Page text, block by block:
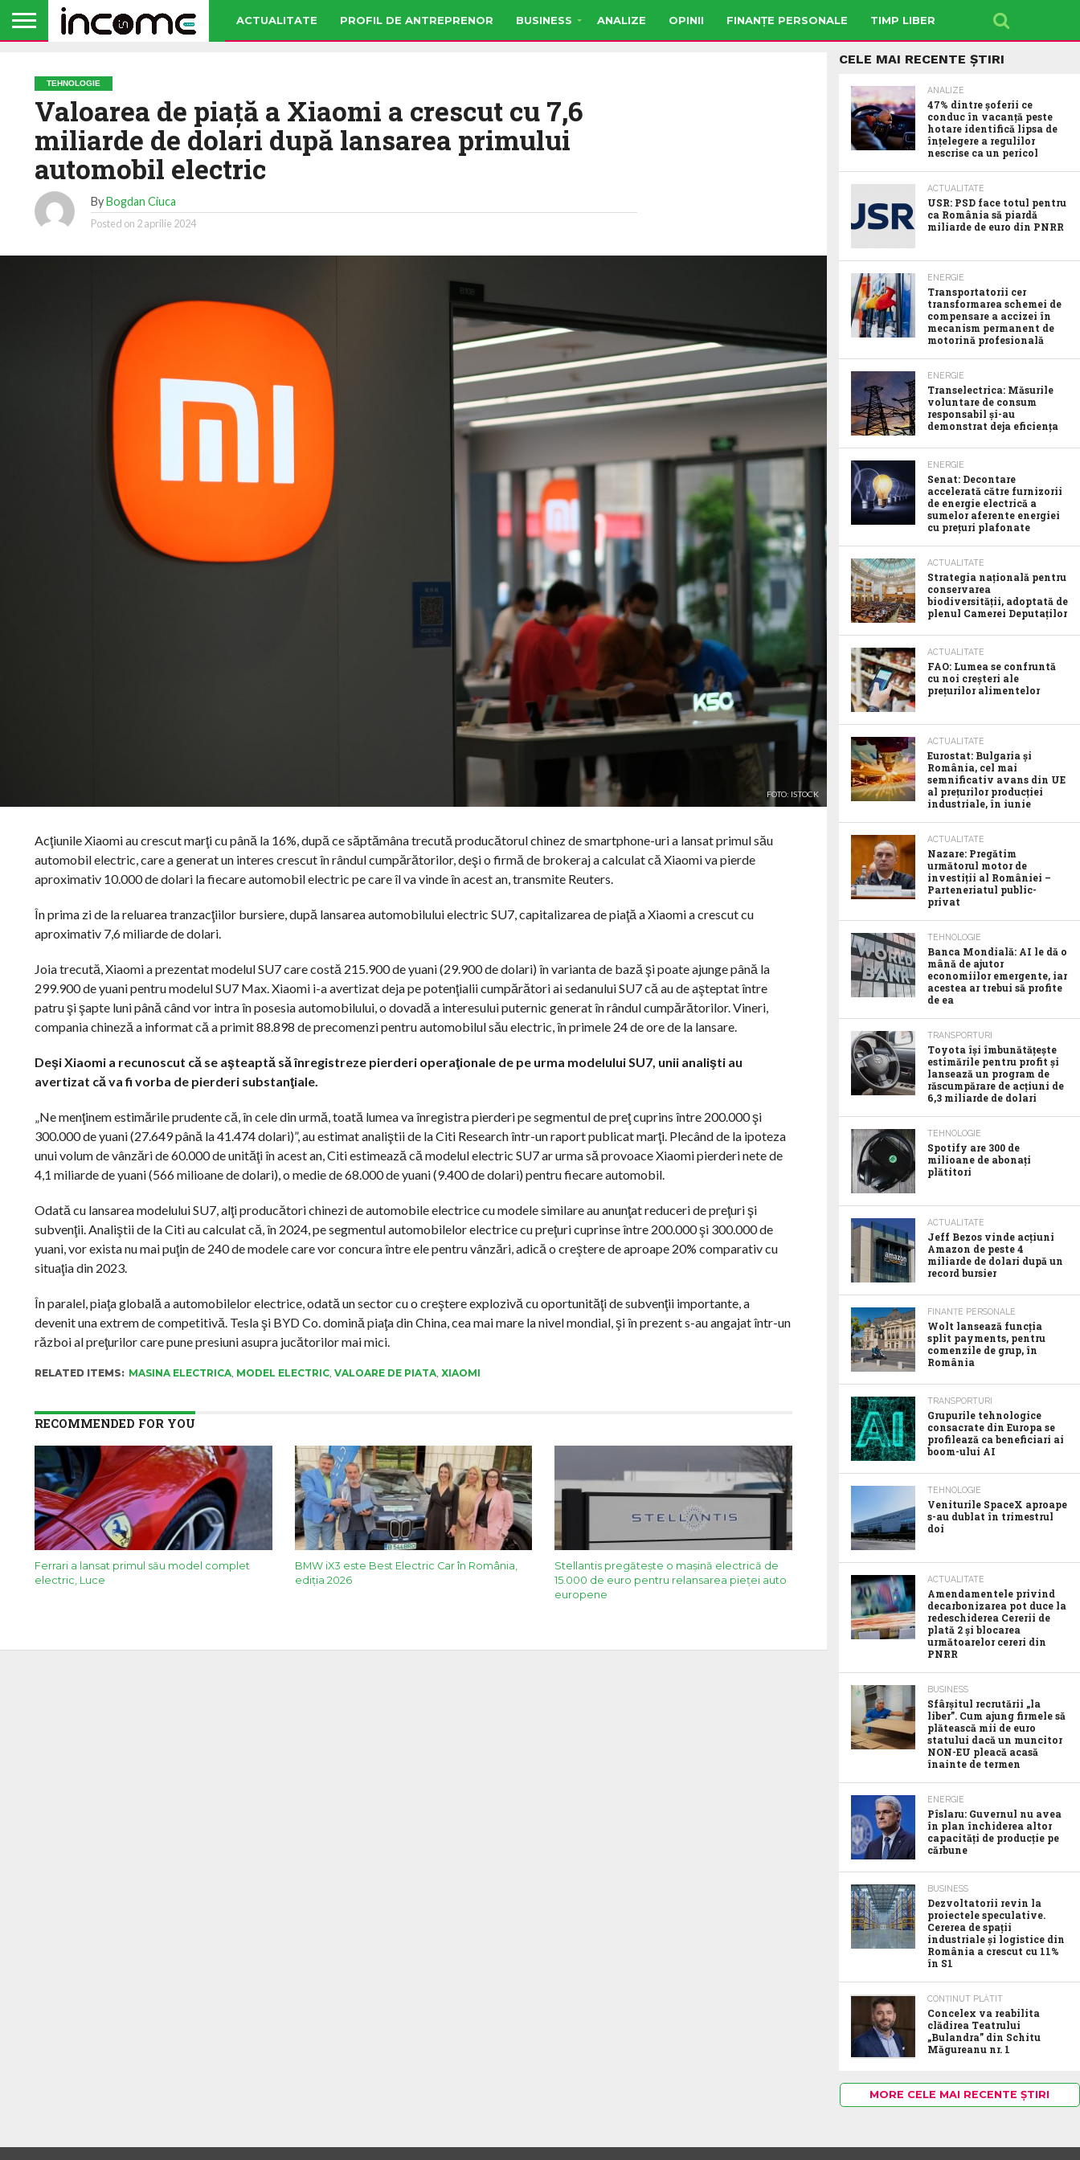
ACTUALITATE PROFIL DE ANTREPRENOR BUSINESS ANALIZE OPINII FINANȚE PERSONALE TIMP LIBER
TEHNOLOGIE
Valoarea de piaţă a Xiaomi a crescut cu 7,6
miliarde de dolari după lansarea primului
automobil electric
ByBogdan Ciuca
Posted on 2 aprilie 2024
FOTO: ISTOCK
Acţiunile Xiaomi au crescut marţi cu până la 16%, după ce săptămâna trecută producătorul chinez de smartphone-uri a lansat primul său
automobil electric, care a generat un interes crescut în rândul cumpărătorilor, deşi o firmă de brokeraj a calculat că Xiaomi va pierde
aproximativ 10.000 de dolari la fiecare automobil electric pe care îl va vinde în acest an, transmite Reuters.
În prima zi de la reluarea tranzacţiilor bursiere, după lansarea automobilului electric SU7, capitalizarea de piaţă a Xiaomi a crescut cu
aproximativ 7,6 miliarde de dolari.
Joia trecută, Xiaomi a prezentat modelul SU7 care costă 215.900 de yuani (29.900 de dolari) în varianta de bază şi poate ajunge până la
299.900 de yuani pentru modelul SU7 Max. Xiaomi i-a avertizat deja pe potenţialii cumpărători ai sedanului SU7 că au de aşteptat între
patru şi şapte luni până când vor intra în posesia automobilului, o dovadă a interesului puternic generat în rândul cumpărătorilor. Vineri,
compania chineză a informat că a primit 88.898 de precomenzi pentru automobilul său electric, în primele 24 de ore de la lansare.
Deşi Xiaomi a recunoscut că se aşteaptă să înregistreze pierderi operaţionale de pe urma modelului SU7, unii analişti au
avertizat că va fi vorba de pierderi substanţiale.
„Ne menţinem estimările prudente că, în cele din urmă, toată lumea va înregistra pierderi pe segmentul de preţ cuprins între 200.000 şi
300.000 de yuani (27.649 până la 41.474 dolari)”, au estimat analiştii de la Citi Research într-un raport publicat marţi. Plecând de la ipoteza
unui volum de vânzări de 60.000 de unităţi în acest an, Citi estimează că modelul electric SU7 ar urma să provoace Xiaomi pierderi nete de
4,1 miliarde de yuani (566 milioane de dolari), o medie de 68.000 de yuani (9.400 de dolari) pentru fiecare automobil.
Odată cu lansarea modelului SU7, alţi producători chinezi de automobile electrice cu modele similare au anunţat reduceri de preţuri şi
subvenţii. Analiştii de la Citi au calculat că, în 2024, pe segmentul automobilelor electrice cu preţuri cuprinse între 200.000 şi 300.000 de
yuani, vor exista nu mai puţin de 240 de modele care vor concura între ele pentru vânzări, adică o creştere de aproape 20% comparativ cu
situaţia din 2023.
În paralel, piaţa globală a automobilelor electrice, odată un sector cu o creştere explozivă cu oportunităţi de subvenţii importante, a
devenit una extrem de competitivă. Tesla şi BYD Co. domină piaţa din China, cea mai mare la nivel mondial, şi în prezent s-au angajat într-un
război al preţurilor care pune presiuni asupra jucătorilor mai mici.
RELATED ITEMS: MASINA ELECTRICA, MODEL ELECTRIC, VALOARE DE PIATA, XIAOMI
RECOMMENDED FOR YOU
Ferrari a lansat primul său model complet
electric, Luce
BMW iX3 este Best Electric Car în România,
ediția 2026
Stellantis pregăteşte o maşină electrică de
15.000 de euro pentru relansarea pieţei auto
europene
CELE MAI RECENTE ȘTIRI
ANALIZE
47% dintre șoferii ce
conduc în vacanță peste
hotare identifică lipsa de
înțelegere a regulilor
nescrise ca un pericol
ACTUALITATE
USR: PSD face totul pentru
ca România să piardă
miliarde de euro din PNRR
ENERGIE
Transportatorii cer
transformarea schemei de
compensare a accizei în
mecanism permanent de
motorină profesională
ENERGIE
Transelectrica: Măsurile
voluntare de consum
responsabil şi-au
demonstrat deja eficienţa
ENERGIE
Senat: Decontare
accelerată către furnizorii
de energie electrică a
sumelor aferente energiei
cu prețuri plafonate
ACTUALITATE
Strategia națională pentru
conservarea
biodiversității, adoptată de
plenul Camerei Deputaților
ACTUALITATE
FAO: Lumea se confruntă
cu noi creșteri ale
prețurilor alimentelor
ACTUALITATE
Eurostat: Bulgaria și
România, cel mai
semnificativ avans din UE
al prețurilor producției
industriale, în iunie
ACTUALITATE
Nazare: Pregătim
următorul motor de
investiții al României –
Parteneriatul public-
privat
TEHNOLOGIE
Banca Mondială: AI le dă o
mână de ajutor
economiilor emergente, iar
acestea ar trebui să profite
de ea
TRANSPORTURI
Toyota îşi îmbunătăţeşte
estimările pentru profit şi
lansează un program de
răscumpărare de acţiuni de
6,3 miliarde de dolari
TEHNOLOGIE
Spotify are 300 de
milioane de abonaţi
plătitori
ACTUALITATE
Jeff Bezos vinde acţiuni
Amazon de peste 4
miliarde de dolari după un
record bursier
FINANȚE PERSONALE
Wolt lansează funcția
split payments, pentru
comenzile de grup, în
România
TRANSPORTURI
Grupurile tehnologice
consacrate din Europa se
profilează ca beneficiari ai
boom-ului AI
TEHNOLOGIE
Veniturile SpaceX aproape
s-au dublat în trimestrul
doi
ACTUALITATE
Amendamentele privind
decarbonizarea pot duce la
redeschiderea Cererii de
plată 2 și blocarea
următoarelor cereri din
PNRR
BUSINESS
Sfârșitul recrutării „la
liber”. Cum ajung firmele să
plătească mii de euro
statului dacă un muncitor
NON-EU pleacă acasă
înainte de termen
ENERGIE
Pîslaru: Guvernul nu avea
în plan închiderea altor
capacități de producție pe
cărbune
BUSINESS
Dezvoltatorii revin la
proiectele speculative.
Cererea de spații
industriale și logistice din
România a crescut cu 11%
în S1
CONȚINUT PLĂTIT
Concelex va reabilita
clădirea Teatrului
„Bulandra” din Schitu
Măgureanu nr. 1
MORE CELE MAI RECENTE ȘTIRI